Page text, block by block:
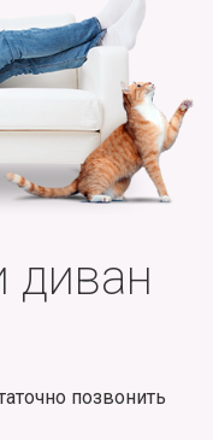
диван
позвонить